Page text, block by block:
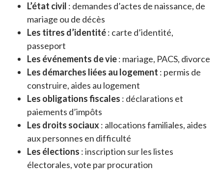
L’état civil : demandes d’actes de naissance, de
mariage ou de décès
Les titres d’identité: carte d’identité,
passeport
Les événements de vie: mariage, PACS, divorce
Les démarches liées au logement : permis de
construire, aides au logement
Les obligations fiscales : déclarations et
paiements d’impôts
Les droits sociaux : allocations familiales, aides
aux personnes en difficulté
Les élections : inscription sur les listes
électorales, vote par procuration